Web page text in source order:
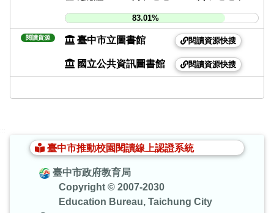
83.01%
閱讀資源 臺中市立圖書館 閱讀資源快搜
國立公共資訊圖書館 閱讀資源快搜
臺中市推動校園閱讀線上認證系統
臺中市政府教育局
Copyright © 2007-2030
Education Bureau, Taichung City